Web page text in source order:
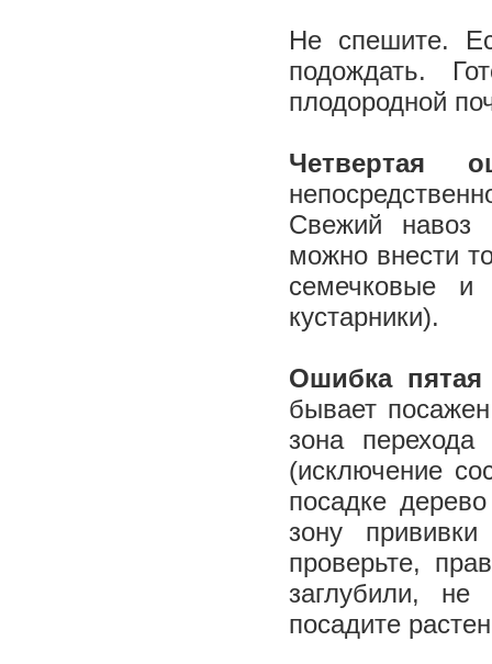
Не спешите.
подождать.
плодородной
Четвертая
Свежий навоз
можно внести
семечковые
кустарники).
Ошибка пятая
бывает
зона
(исключение
посадке
зону
проверьте,
заглубили,
посадите